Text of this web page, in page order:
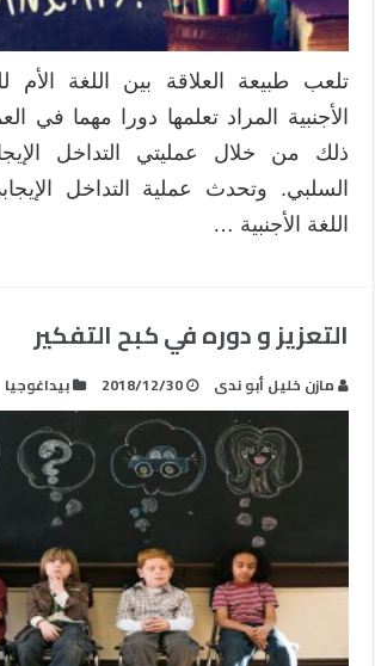
تلعب طبيعة العلاقة بين اللغة الأم
الأجنبية المراد تعلمها دورا مهما في
ذلك من خلال عمليتي التداخل
السلبي. وتحدث عملية التداخل
اللغة الأجنبية …
التعزيز و دوره في كبح التفكير
مازن خليل أبو ندى 2018/12/30 بيداغوجيا